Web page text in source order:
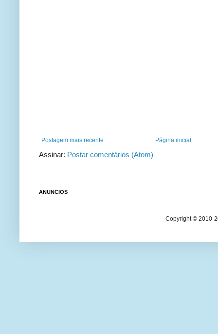
Postagem mais recente Página inicial
Assinar: Postar comentários (Atom)
ANUNCIOS
Copyright © 2010-